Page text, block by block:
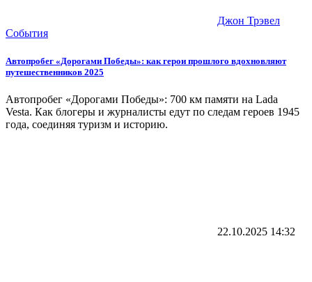
Джон Трэвел
События
Автопробег «Дорогами Победы»: как герои прошлого вдохновляют
путешественников 2025
Автопробег «Дорогами Победы»: 700 км памяти на Lada
Vesta. Как блогеры и журналисты едут по следам героев 1945
года, соединяя туризм и историю.
22.10.2025 14:32